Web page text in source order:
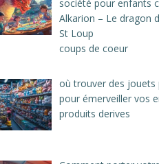
société pour enfants
Alkarion – Le dragon
St Loup
coups de coeur
où trouver des jouets
pour émerveiller vos
produits derives